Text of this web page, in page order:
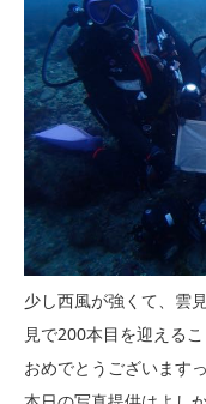
少し西風が強くて、雲
見で200本目を迎える
おめでとうございますっ